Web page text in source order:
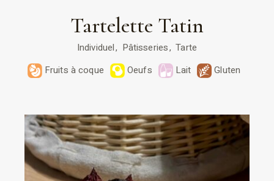
Tartelette Tatin
Individuel Pâtisseries
Tarte
Fruits à coque
Oeufs Lait Gluten